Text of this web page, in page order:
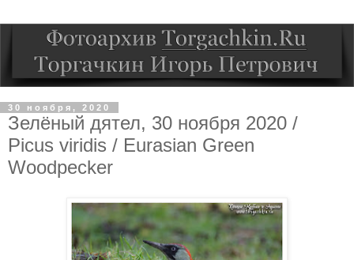
30 ноября, 2020
Зелёный дятел, 30 ноября 2020 /
Picus viridis / Eurasian Green
Woodpecker